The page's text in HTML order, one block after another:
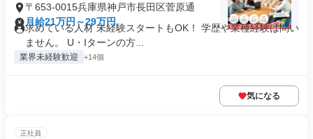
〒653-0015兵庫県神戸市長田区菅原通
月給21万円～29万円
求めている人材 未経験スタートもOK！ 学歴や業種経験は問い
ません。 U・Iターンの方...
業界未経験歓迎 +14個
気になる
正社員